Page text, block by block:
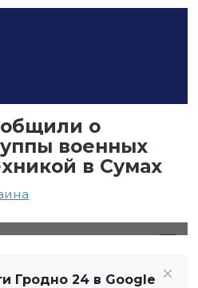
о
военных
в Сумах
Гродно 24 в Google